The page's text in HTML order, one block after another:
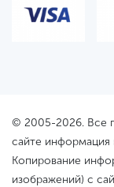
© 2005-2026. Все
сайте информация
Копирование
изображений) с